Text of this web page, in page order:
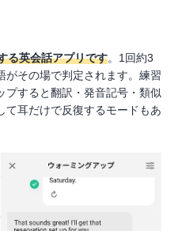
る英会話アプリです。1回約3
がその場で判定されます。練習
プすると翻訳・発音記号・類似
て耳だけで反復するモードもあ